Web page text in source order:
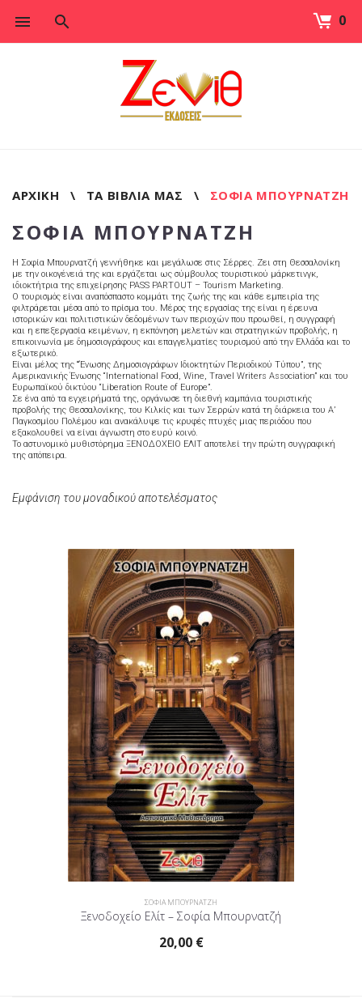
0
ΑΡΧΙΚΉ \ ΤΑ ΒΙΒΛΊΑ ΜΑΣ \ ΣΟΦΙΑ ΜΠΟΥΡΝΑΤΖΗ
ΣΟΦΙΑ ΜΠΟΥΡΝΑΤΖΗ
Η Σοφία Μπουρνατζή γεννήθηκε και μεγάλωσε στις Σέρρες. Ζει στη Θεσσαλονίκη
με την οικογένειά της και εργάζεται ως σύμβουλος τουριστικού μάρκετινγκ,
ιδιοκτήτρια της επιχείρησης PASS PARTOUT – Tourism Marketing.
Ο τουρισμός είναι αναπόσπαστο κομμάτι της ζωής της και κάθε εμπειρία της
φιλτράρεται μέσα από το πρίσμα του. Μέρος της εργασίας της είναι η έρευνα
ιστορικών και πολιτιστικών δεδομένων των περιοχών που προωθεί, η συγγραφή
και η επεξεργασία κειμένων, η εκπόνηση μελετών και στρατηγικών προβολής, η
επικοινωνία με δημοσιογράφους και επαγγελματίες τουρισμού από την Ελλάδα και το
εξωτερικό.
Είναι μέλος της “‘Ένωσης Δημοσιογράφων Ιδιοκτητών Περιοδικού Τύπου”, της
Αμερικανικής Ένωσης “International Food, Wine, Travel Writers Association” και του
Ευρωπαϊκού δικτύου “Liberation Route of Europe”.
Σε ένα από τα εγχειρήματά της, οργάνωσε τη διεθνή καμπάνια τουριστικής
προβολής της Θεσσαλονίκης, του Κιλκίς και των Σερρών κατά τη διάρκεια του Α’
Παγκοσμίου Πολέμου και ανακάλυψε τις κρυφές πτυχές μιας περιόδου που
εξακολουθεί να είναι άγνωστη στο ευρύ κοινό.
Το αστυνομικό μυθιστόρημα ΞΕΝΟΔΟΧΕΙΟ ΕΛΙΤ αποτελεί την πρώτη συγγραφική
της απόπειρα.
Εμφάνιση του μοναδικού αποτελέσματος
ΣΟΦΙΑ ΜΠΟΥΡΝΑΤΖΗ
Ξενοδοχείο Ελίτ – Σοφία Μπουρνατζή
20,00 €